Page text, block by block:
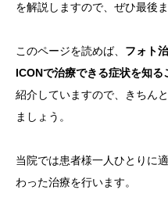
を解説しますので、ぜひ最後
このページを読めば、 フォト
ICONで治療できる症状を知る
紹介していますので、きちん
ましょう。
当院では患者様一人ひとりに
わった治療を行います。